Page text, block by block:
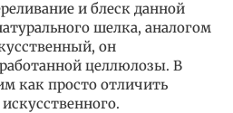
и блеск данной
шелка, аналогом
он
целлюлозы. В
как просто отличить